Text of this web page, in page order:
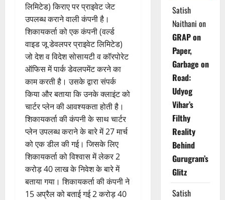
लिमिटेड) किराए पर प्राइवेट जेट
उपलब्ध कराने वाली कंपनी है।
शिकायकर्ता को एक कंपनी (वर्ल्ड
वाइड जू डेवलपर प्राइवेट लिमिटेड)
जो देश व विदेश सोसायटी व कॉरपोरेट
ऑफिस में पार्क डेवलपमेंट करने का
काम करती है। उसके द्वारा संपर्क
किया और बताया कि उनके क्लाइंट को
चार्टर प्लेन की आवश्यकता होती है।
शिकायकर्ता की कंपनी के साथ चार्टर
प्लेन उपलब्ध कराने के बारे में 27 मार्च
को एक डील की गई। जिसके लिए
शिकायकर्ता को विश्वास में लेकर 2
करोड़ 40 लाख के निवेश के बारे में
बताया गया। शिकायकर्ता की कंपनी ने
15 अप्रैल को बताई गई 2 करोड़ 40
Satish
Naithani on
GRAP on
Paper,
Garbage on
Road:
Udyog
Vihar’s
Filthy
Reality
Behind
Gurugram’s
Glitz
Satish